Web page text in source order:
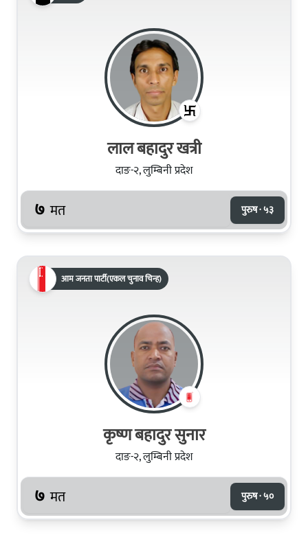
लाल बहादुर खत्री
दाङ-२, लुम्बिनी प्रदेश
७ मत पुरुष · ५३
आम जनता पार्टी(एकल चुनाव चिन्ह)
कृष्ण बहादुर सुनार
दाङ-२, लुम्बिनी प्रदेश
७ मत पुरुष · ५०